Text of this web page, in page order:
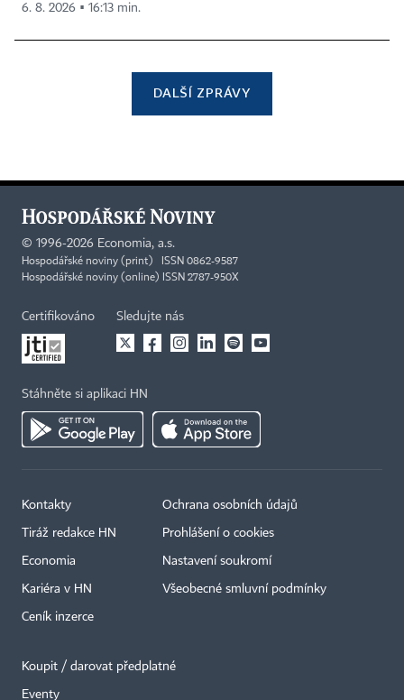
6. 8. 2026 ▪ 16:13 min.
DALŠÍ ZPRÁVY
© 1996-2026 Economia, a.s.
Hospodářské noviny (print) ISSN 0862-9587
Hospodářské noviny (online) ISSN 2787-950X
Certifikováno Sledujte nás
Stáhněte si aplikaci HN
Kontakty
Tiráž redakce HN
Economia
Kariéra v HN
Ceník inzerce
Ochrana osobních údajů
Prohlášení o cookies
Nastavení soukromí
Všeobecné smluvní podmínky
Koupit / darovat předplatné
Eventy